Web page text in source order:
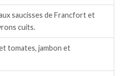
saucisses de Francfort et
cuits.
tomates, jambon et